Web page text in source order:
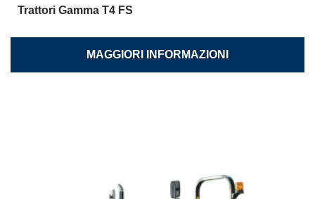
Trattori Gamma T4 FS
MAGGIORI INFORMAZIONI